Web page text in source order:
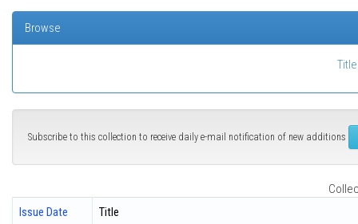
Browse
Title
Subscribe to this collection to receive daily e-mail notification of new additions
Issue Date
Title